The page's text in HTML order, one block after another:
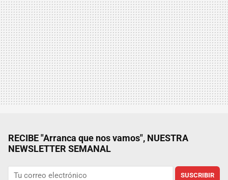
RECIBE "Arranca que nos vamos", NUESTRA
NEWSLETTER SEMANAL
SUSCRIBIR